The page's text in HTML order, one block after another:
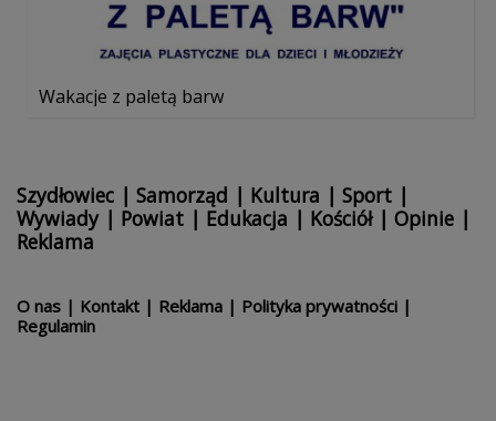
Wakacje z paletą barw
Szydłowiec | Samorząd | Kultura | Sport |
Wywiady| Powiat | Edukacja | Kościół| Opinie |
Reklama
O nas | Kontakt | Reklama | Polityka prywatności |
Regulamin